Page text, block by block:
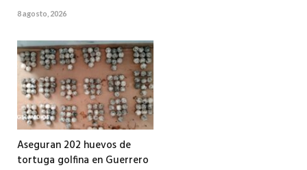
8 agosto, 2026
Aseguran 202 huevos de
tortuga golfina en Guerrero